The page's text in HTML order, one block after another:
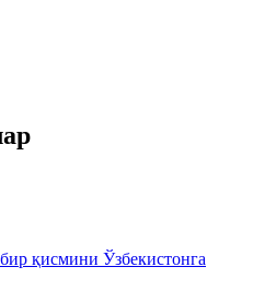
қисмини Ўзбекистонга